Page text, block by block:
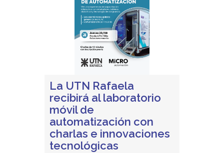
La UTN Rafaela
recibirá al laboratorio
móvil de
automatización con
charlas e innovaciones
tecnológicas